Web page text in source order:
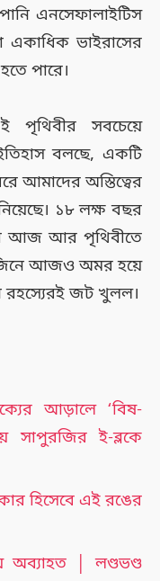
এনসেফালাইটিস
ভাইরাসের
পারে।
পৃথিবীর সবচেয়ে
বলছে, একটি
আমাদের অস্তিত্বের
১৮ লক্ষ বছর
আজ আর পৃথিবীতে
জিনে আজও অমর হয়ে
রহস্যেরই জট খুলল।
আড়ালে ‘বিষ-
সাপুরজির ই-ব্লকে
হিসেবে এই রঙের
অব্যাহত │ লণ্ডভণ্ড